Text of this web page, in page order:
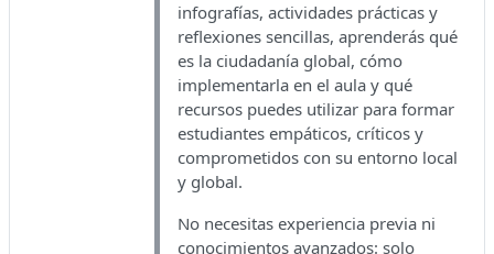
infografías, actividades prácticas y
reflexiones sencillas, aprenderás qué
es la ciudadanía global, cómo
implementarla en el aula y qué
recursos puedes utilizar para formar
estudiantes empáticos, críticos y
comprometidos con su entorno local
y global.
No necesitas experiencia previa ni
conocimientos avanzados: solo